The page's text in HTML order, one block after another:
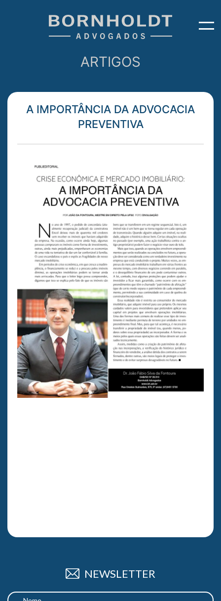
ARTIGOS
A IMPORTÂNCIA DA ADVOCACIA
PREVENTIVA
NEWSLETTER